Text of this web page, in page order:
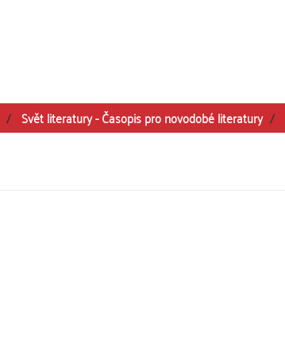
Svět literatury - Časopis pro novodobé literatury